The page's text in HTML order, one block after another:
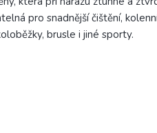
pro snadnější čištění,
brusle i jiné sporty.